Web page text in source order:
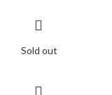
Sold out